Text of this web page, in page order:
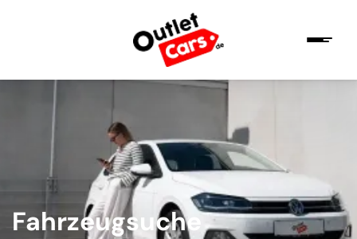
Fahrzeugsuche